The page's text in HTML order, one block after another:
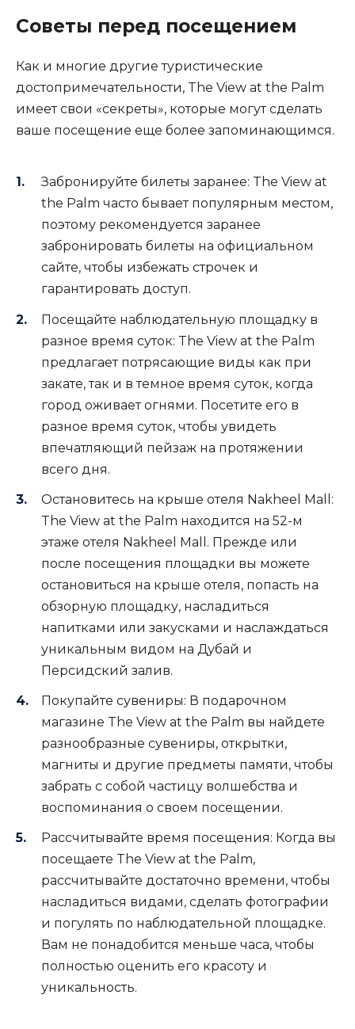
Советы перед посещением
Как и многие другие туристические
достопримечательности, The View at the Palm
имеет свои «секреты», которые могут сделать
ваше посещение еще более запоминающимся.
Забронируйте билеты заранее: The View at
the Palm часто бывает популярным местом,
поэтому рекомендуется заранее
забронировать билеты на официальном
сайте, чтобы избежать строчек и
гарантировать доступ.
Посещайте наблюдательную площадку в
разное время суток: The View at the Palm
предлагает потрясающие виды как при
закате, так и в темное время суток, когда
город оживает огнями. Посетите его в
разное время суток, чтобы увидеть
впечатляющий пейзаж на протяжении
всего дня.
Остановитесь на крыше отеля Nakheel Mall:
The View at the Palm находится на 52-м
этаже отеля Nakheel Mall. Прежде или
после посещения площадки вы можете
остановиться на крыше отеля, попасть на
обзорную площадку, насладиться
напитками или закусками и наслаждаться
уникальным видом на Дубай и
Персидский залив.
Покупайте сувениры: В подарочном
магазине The View at the Palm вы найдете
разнообразные сувениры, открытки,
магниты и другие предметы памяти, чтобы
забрать с собой частицу волшебства и
воспоминания о своем посещении.
Рассчитывайте время посещения: Когда вы
посещаете The View at the Palm,
рассчитывайте достаточно времени, чтобы
насладиться видами, сделать фотографии
и погулять по наблюдательной площадке.
Вам не понадобится меньше часа, чтобы
полностью оценить его красоту и
уникальность.